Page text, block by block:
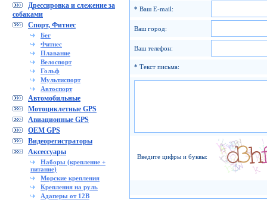
Дрессировка и слежение за
собаками
Спорт, Фитнес
Бег
Фитнес
Плавание
Велоспорт
Гольф
Мультиспорт
Автоспорт
Автомобильные
Мотоциклетные GPS
Авиационные GPS
OEM GPS
Видеорегистраторы
Аксессуары
Наборы (крепление +
питание)
Морские крепления
Крепления на руль
Адаперы от 12В
* Ваш E-mail:
Ваш город:
Ваш телефон:
* Текст письма:
Введите цифры и буквы: